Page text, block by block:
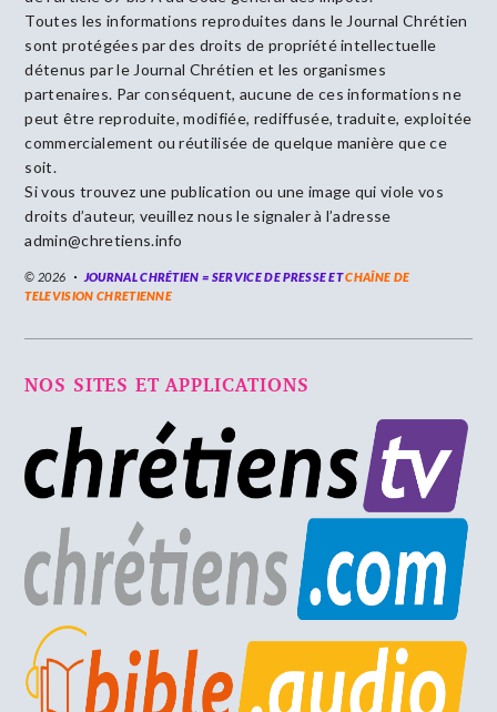
Toutes les informations reproduites dans le Journal Chrétien
sont protégées par des droits de propriété intellectuelle
détenus par le Journal Chrétien et les organismes
partenaires. Par conséquent, aucune de ces informations ne
peut être reproduite, modifiée, rediffusée, traduite, exploitée
commercialement ou réutilisée de quelque manière que ce
soit.
Si vous trouvez une publication ou une image qui viole vos
droits d’auteur, veuillez nous le signaler à l’adresse
admin@chretiens.info
© 2026 JOURNAL CHRÉTIEN = SERVICE DE PRESSE ETCHAÎNE DE
TELEVISION CHRETIENNE
NOS SITES ET APPLICATIONS